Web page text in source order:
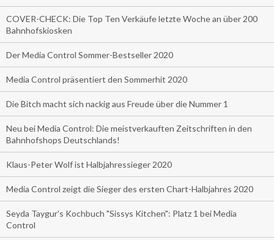
COVER-CHECK: Die Top Ten Verkäufe letzte Woche an über 200
Bahnhofskiosken
Der Media Control Sommer-Bestseller 2020
Media Control präsentiert den Sommerhit 2020
Die Bitch macht sich nackig aus Freude über die Nummer 1
Neu bei Media Control: Die meistverkauften Zeitschriften in den
Bahnhofshops Deutschlands!
Klaus-Peter Wolf ist Halbjahressieger 2020
Media Control zeigt die Sieger des ersten Chart-Halbjahres 2020
Seyda Taygur's Kochbuch "Sissys Kitchen": Platz 1 bei Media
Control